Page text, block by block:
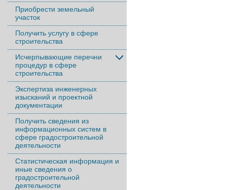
Приобрести земельный
участок
Получить услугу в сфере
строительства
Исчерпывающие перечни
процедур в сфере
строительства
Экспертиза инженерных
изысканий и проектной
документации
Получить сведения из
информационных систем в
сфере градостроительной
деятельности
Статистическая информация и
иные сведения о
градостроительной
деятельности